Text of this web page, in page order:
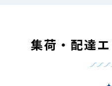
集荷・配達